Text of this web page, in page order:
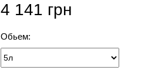
4 141 грн
Обьем: